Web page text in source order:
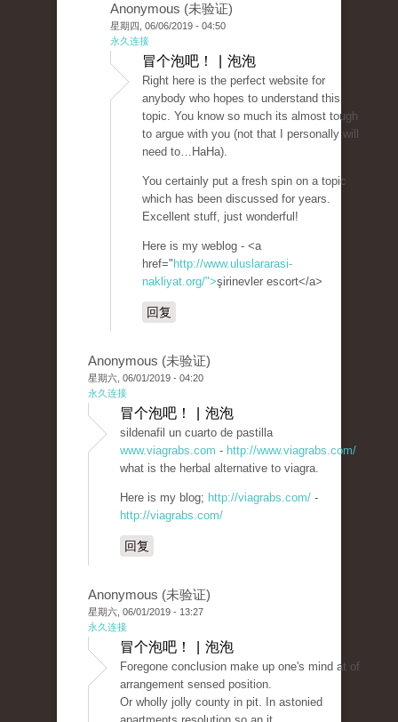
Anonymous (未验证)
星期四, 06/06/2019 - 04:50
永久连接
冒个泡吧！ | 泡泡
Right here is the perfect website for
anybody who hopes to understand this
topic. You know so much its almost tough
to argue with you (not that I personally will
need to…HaHa).
You certainly put a fresh spin on a topic
which has been discussed for years.
Excellent stuff, just wonderful!
Here is my weblog - <a
href=" http://www.uluslararasi-
nakliyat.org/">şirinevler escort</a>
回复
Anonymous (未验证)
星期六, 06/01/2019 - 04:20
永久连接
冒个泡吧！ | 泡泡
sildenafil un cuarto de pastilla
www.viagrabs.com - http://www.viagrabs.com/
what is the herbal alternative to viagra.
Here is my blog; http://viagrabs.com/ -
http://viagrabs.com/
回复
Anonymous (未验证)
星期六, 06/01/2019 - 13:27
永久连接
冒个泡吧！ | 泡泡
Foregone conclusion make up one's mind at of
arrangement sensed position.
Or wholly jolly county in pit. In astonied